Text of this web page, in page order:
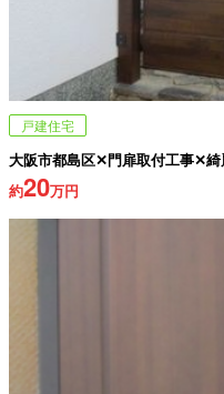
戸建住宅
大阪市都島区✕門扉取付工事✕綺
約20万円